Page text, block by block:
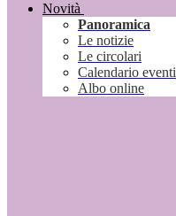
Novità
Panoramica
Le notizie
Le circolari
Calendario eventi
Albo online